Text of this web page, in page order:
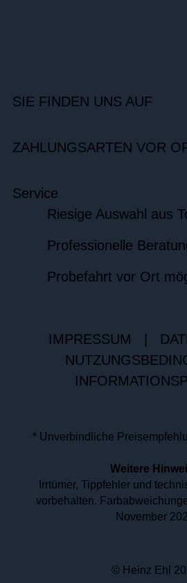
SIE FINDEN UNS AUF
ZAHLUNGSARTEN VOR
Service
Riesige Auswahl aus
Professionelle
Probefahrt vor Ort
IMPRESSUM
* Unverbindliche
Weitere
Irrtümer, Tippfehler und
vorbehalten.
November
© Heinz Ehl